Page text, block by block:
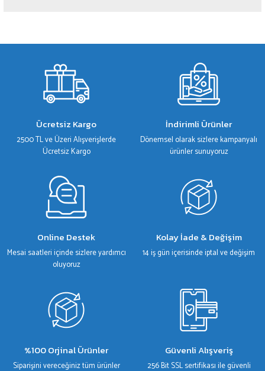
gördüğünüz noktaları öneri formunu kullanarak tarafımıza iletebilirsiniz.
Ürün resmi kalitesiz, bozuk veya görüntülenemiyor.
Ürün açıklamasında eksik bilgiler bulunuyor.
Ürün fiyatı diğer sitelerden daha pahalı.
Bu ürüne benzer farklı alternatifler olmalı.
Ücretsiz Kargo
2500 TL ve Üzeri Alışverişlerde
Ücretsiz Kargo
İndirimli Ürünler
Dönemsel olarak sizlere kampanyalı
ürünler sunuyoruz
Online Destek
Mesai saatleri içinde sizlere yardımcı
oluyoruz
Kolay İade & Değişim
14 iş gün içerisinde iptal ve değişim
%100 Orjinal Ürünler
Siparişini vereceğiniz tüm ürünler
Güvenli Alışveriş
256 Bit SSL sertifikası ile güvenli